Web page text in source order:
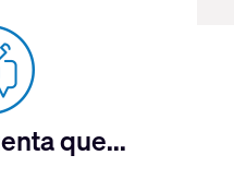
que...